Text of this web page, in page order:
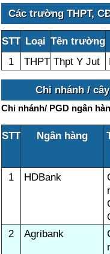
Các trường THPT,
STT Loại Tên trường
1
THPT Thpt Y Jut
Chi nhánh /
Chi nhánh/ PGD ngân
STT Ngân hàng
1 HDBank
2
Agribank